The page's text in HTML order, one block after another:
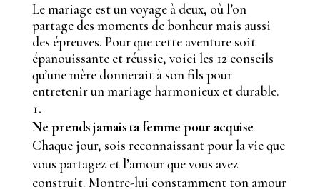
Le mariage est un voyage à deux, où l’on
partage des moments de bonheur mais aussi
des épreuves. Pour que cette aventure soit
épanouissante et réussie, voici les 12 conseils
qu’une mère donnerait à son fils pour
entretenir un mariage harmonieux et durable.
Ne prends jamais ta femme pour acquise
Chaque jour, sois reconnaissant pour la vie que
vous partagez et l’amour que vous avez
construit. Montre-lui constamment ton amour